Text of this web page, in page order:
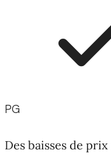
PG
Des baisses de prix